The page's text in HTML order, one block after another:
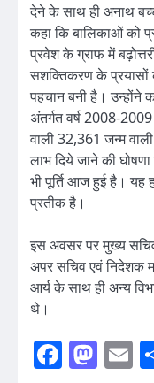
देने के साथ ही अनाथ
कहा कि बालिकाओं को
प्रवेश के ग्राफ में
सशक्तिकरण के प्रयासों
पहचान बनी है। उन्होंने
अंतर्गत वर्ष 2008-
वाली 32,361 जन्म
लाभ दिये जाने की
भी पूर्ति आज हुई है। यह
प्रतीक है।
इस अवसर पर मुख्य
अपर सचिव एवं निदेशक
आर्य के साथ ही अन्य
थे।